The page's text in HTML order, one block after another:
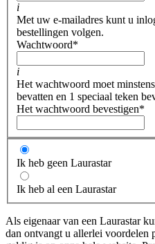
i
Met uw e-mailadres kunt u
bestellingen volgen.
Wachtwoord*
i
Het wachtwoord moet
bevatten en 1 speciaal teken
Het wachtwoord bevestigen*
Ik heb geen Laurastar
Ik heb al een Laurastar
Als eigenaar van een Laurastar
dan ontvangt u allerlei voordelen